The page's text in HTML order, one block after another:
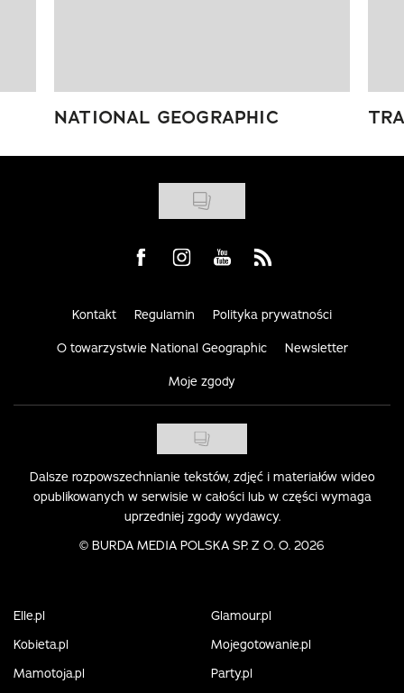
NATIONAL GEOGRAPHIC
Visit us on Facebook
Visit us on Instagram
Visit us on Youtube
Visit us on Rss
Kontakt Regulamin Polityka prywatności
O towarzystwie National Geographic Newsletter
Moje zgody
Dalsze rozpowszechnianie tekstów, zdjęć i materiałów wideo
opublikowanych w serwisie w całości lub w części wymaga
uprzedniej zgody wydawcy.
© BURDA MEDIA POLSKA SP. Z O. O. 2026
Elle.pl
Glamour.pl
Kobieta.pl
Mojegotowanie.pl
Mamotoja.pl
Party.pl